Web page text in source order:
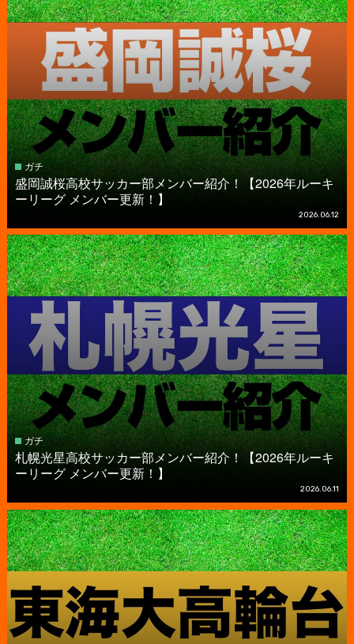
ガチ
盛岡誠桜高校サッカー部メンバー紹介！【2026年ルーキ
ーリーグ メンバー更新！】
2026.06.12
ガチ
札幌光星高校サッカー部メンバー紹介！【2026年ルーキ
ーリーグ メンバー更新！】
2026.06.11